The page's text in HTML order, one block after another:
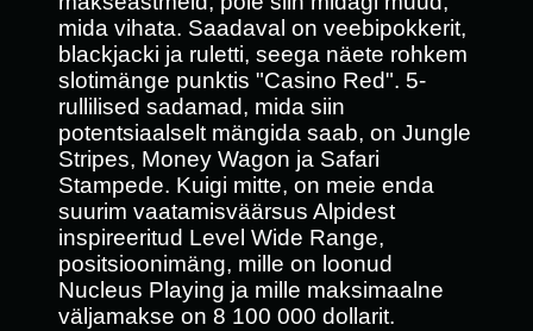
mida vihata. Saadaval on veebipokkerit,
blackjacki ja ruletti, seega näete rohkem
slotimänge punktis "Casino Red". 5-
rullilised sadamad, mida siin
potentsiaalselt mängida saab, on Jungle
Stripes, Money Wagon ja Safari
Stampede. Kuigi mitte, on meie enda
suurim vaatamisväärsus Alpidest
inspireeritud Level Wide Range,
positsioonimäng, mille on loonud
Nucleus Playing ja mille maksimaalne
väljamakse on 8 100 000 dollarit.